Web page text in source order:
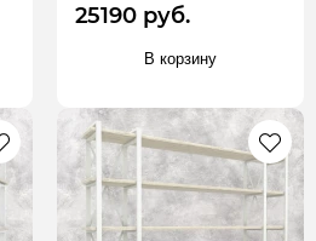
25190 руб.
В корзину